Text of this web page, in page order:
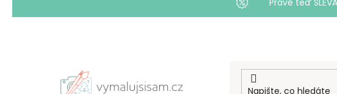
Právě teď